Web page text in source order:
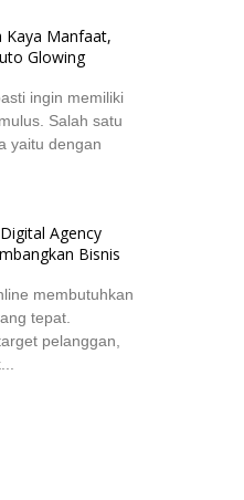
Kaya Manfaat,
Glowing
ingin memiliki
Salah satu
yaitu dengan
Agency
Bisnis
membutuhkan
tepat.
pelanggan,